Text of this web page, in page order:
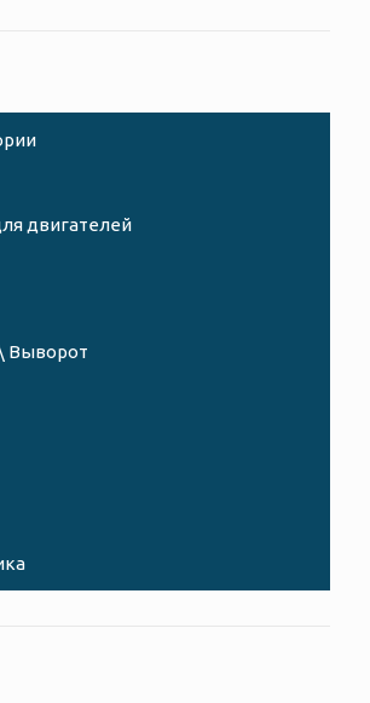
двигателей
Выворот